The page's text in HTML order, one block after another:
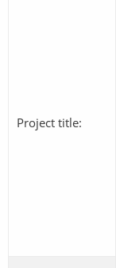
Project title: